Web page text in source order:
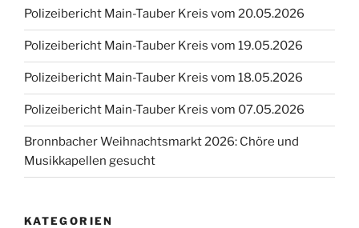
Polizeibericht Main-Tauber Kreis vom 20.05.2026
Polizeibericht Main-Tauber Kreis vom 19.05.2026
Polizeibericht Main-Tauber Kreis vom 18.05.2026
Polizeibericht Main-Tauber Kreis vom 07.05.2026
Bronnbacher Weihnachtsmarkt 2026: Chöre und
Musikkapellen gesucht
KATEGORIEN